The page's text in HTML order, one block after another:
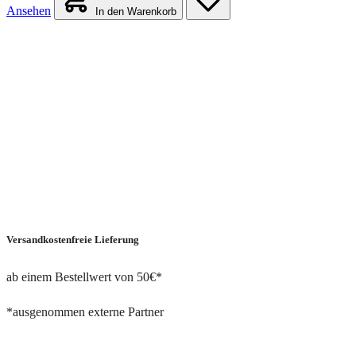
Ansehen In den Warenkorb
Versandkostenfreie Lieferung
ab einem Bestellwert von 50€*
*ausgenommen externe Partner